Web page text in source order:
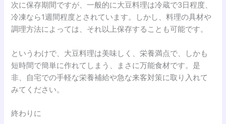
次に保存期間ですが、一般的に大豆料理は冷蔵で3日程度、
冷凍なら1週間程度とされています。しかし、料理の具材や
調理方法によっては、それ以上保存することも可能です。
というわけで、大豆料理は美味しく、栄養満点で、しかも
短時間で簡単に作れてしまう、まさに万能食材です。是
非、自宅での手軽な栄養補給や急な来客対策に取り入れて
みてください。
終わりに